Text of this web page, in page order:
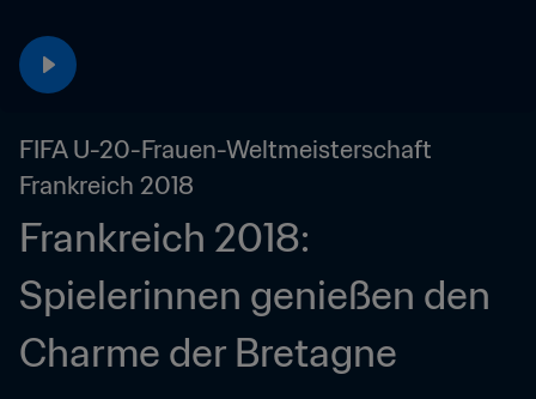
FIFA U-20-Frauen-Weltmeisterschaft
Frankreich 2018
Frankreich 2018:
Spielerinnen genießen den
Charme der Bretagne